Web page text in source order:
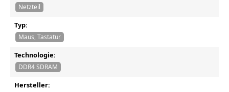
Netzteil
Typ:
Maus, Tastatur
Technologie:
DDR4 SDRAM
Hersteller: